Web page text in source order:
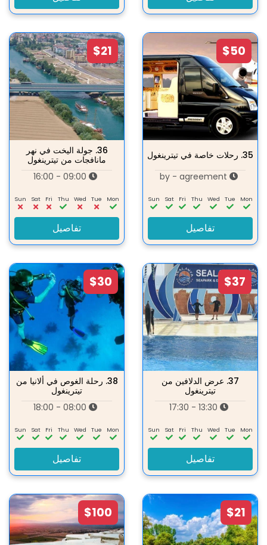
$50
35. رحلات خاصة في تيترينغول
Mon
Tue
Wed
Thu
Fri
Sat
Sun
تفاصيل
$21
36. جولة اليخت في نهر
مانافجات من تيترينغول
Mon
Tue
Wed
Thu
Fri
Sat
Sun
تفاصيل
$37
37. عرض الدلافين من
تيترينغول
Mon
Tue
Wed
Thu
Fri
Sat
Sun
تفاصيل
$30
38. رحلة الغوص في ألانيا من
تيترينغول
Mon
Tue
Wed
Thu
Fri
Sat
Sun
تفاصيل
$21
$100